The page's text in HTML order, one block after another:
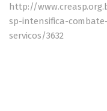
http://
sp-intensifica-
servicos/3632